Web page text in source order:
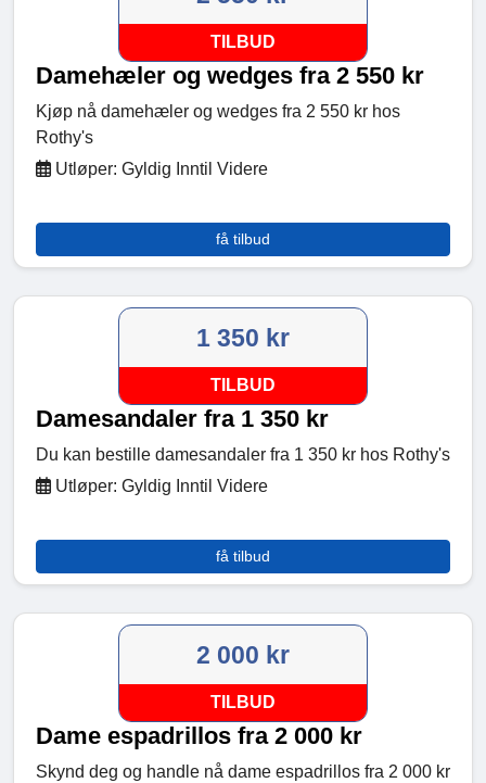
TILBUD
Damehæler og wedges fra 2 550 kr
Kjøp nå damehæler og wedges fra 2 550 kr hos
Rothy's
Utløper: Gyldig Inntil Videre
få tilbud
1 350 kr
TILBUD
Damesandaler fra 1 350 kr
Du kan bestille damesandaler fra 1 350 kr hos Rothy's
Utløper: Gyldig Inntil Videre
få tilbud
2 000 kr
TILBUD
Dame espadrillos fra 2 000 kr
Skynd deg og handle nå dame espadrillos fra 2 000 kr